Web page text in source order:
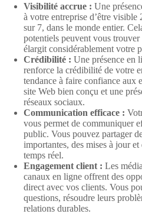
Visibilité accrue : Une
à votre entreprise d’être visible
sur 7, dans le monde entier.
potentiels peuvent vous
élargit considérablement votre
Crédibilité : Une présence en
renforce la crédibilité de votre
tendance à faire confiance aux
site Web bien conçu et une
réseaux sociaux.
Communication efficace :
vous permet de communiquer
public. Vous pouvez partager
importantes, des mises à jour
temps réel.
Engagement client : Les
canaux en ligne offrent des
direct avec vos clients. Vous
questions, résoudre leurs
relations durables.